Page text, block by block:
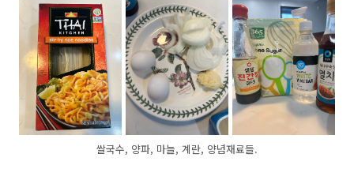
쌀국수, 양파, 마늘, 계란, 양념재료들.